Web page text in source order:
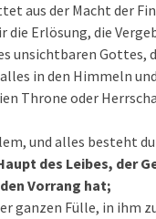
aus der Macht der
die Erlösung, die
unsichtbaren Gottes,
in den Himmeln
Throne oder
und alles besteht
des Leibes, der
Vorrang hat;
ganzen Fülle, in ihm